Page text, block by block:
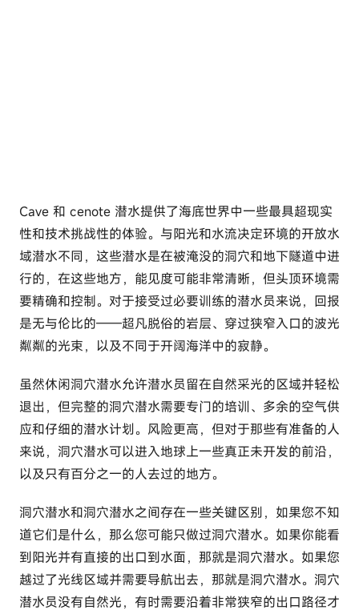
Cave 和 cenote 潜水提供了海底世界中一些最具超现实
性和技术挑战性的体验。与阳光和水流决定环境的开放水
域潜水不同，这些潜水是在被淹没的洞穴和地下隧道中进
行的，在这些地方，能见度可能非常清晰，但头顶环境需
要精确和控制。对于接受过必要训练的潜水员来说，回报
是无与伦比的——超凡脱俗的岩层、穿过狭窄入口的波光
粼粼的光束，以及不同于开阔海洋中的寂静。
虽然休闲洞穴潜水允许潜水员留在自然采光的区域并轻松
退出，但完整的洞穴潜水需要专门的培训、多余的空气供
应和仔细的潜水计划。风险更高，但对于那些有准备的人
来说，洞穴潜水可以进入地球上一些真正未开发的前沿，
以及只有百分之一的人去过的地方。
洞穴潜水和洞穴潜水之间存在一些关键区别，如果您不知
道它们是什么，那么您可能只做过洞穴潜水。如果你能看
到阳光并有直接的出口到水面，那就是洞穴潜水。如果您
越过了光线区域并需要导航出去，那就是洞穴潜水。洞穴
潜水员没有自然光，有时需要沿着非常狭窄的出口路径才